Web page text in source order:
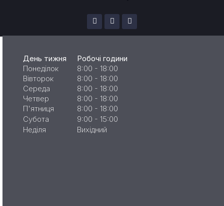
День тижня
Робочі години
Понеділок
8:00 - 18:00
Вівторок
8:00 - 18:00
Середа
8:00 - 18:00
Четвер
8:00 - 18:00
П'ятниця
8:00 - 18:00
Субота
9:00 - 15:00
Неділя
Вихідний